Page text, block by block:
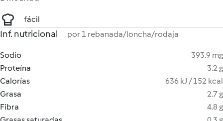
fácil
Inf. nutricional por 1 rebanada/loncha/rodaja
Sodio
393.9 mg
Proteína
3.2 g
Calorías
636 kJ / 152 kcal
Grasa
2.7 g
Fibra
4.8 g